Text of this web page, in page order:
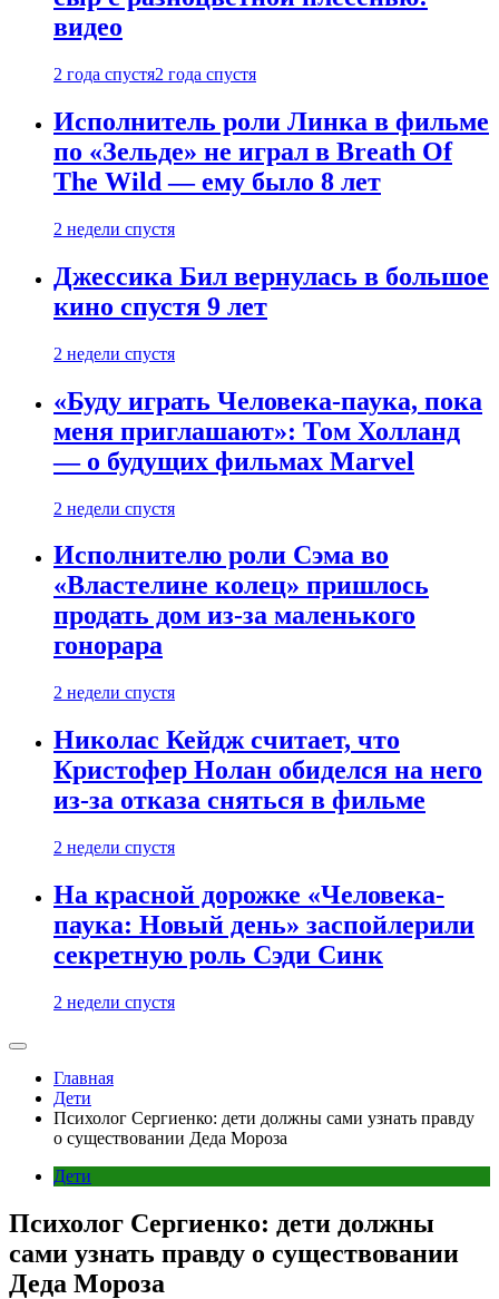
видео
2 года спустя2 года спустя
Исполнитель роли Линка в фильме
по «Зельде» не играл в Breath Of
The Wild — ему было 8 лет
2 недели спустя
Джессика Бил вернулась в большое
кино спустя 9 лет
2 недели спустя
«Буду играть Человека-паука, пока
меня приглашают»: Том Холланд
— о будущих фильмах Marvel
2 недели спустя
Исполнителю роли Сэма во
«Властелине колец» пришлось
продать дом из-за маленького
гонорара
2 недели спустя
Николас Кейдж считает, что
Кристофер Нолан обиделся на него
из-за отказа сняться в фильме
2 недели спустя
На красной дорожке «Человека-
паука: Новый день» заспойлерили
секретную роль Сэди Синк
2 недели спустя
Главная
Дети
Психолог Сергиенко: дети должны сами узнать правду
о существовании Деда Мороза
Дети
Психолог Сергиенко: дети должны
сами узнать правду о существовании
Деда Мороза